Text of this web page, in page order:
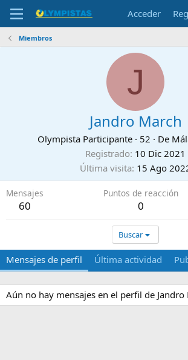
Acceder
Miembros
J
Jandro March
Olympista Participante · 52 · De
Registrado 10 Dic 2021
Última visita 15 Ago
Mensajes
60
Puntos de reacción
0
Buscar
Mensajes de perfil Última actividad
Aún no hay mensajes en el perfil de Jandro